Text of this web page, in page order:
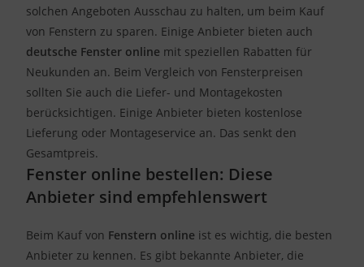
solchen Angeboten Ausschau zu halten, um beim Kauf
von Fenstern zu sparen. Einige Anbieter bieten auch
deutsche Fenster online mit speziellen Rabatten für
Neukunden an. Beim Vergleich von Fensterpreisen
sollten Sie auch die Liefer- und Montagekosten
berücksichtigen. Einige Anbieter bieten kostenlose
Lieferung oder Montageservice an. Das senkt den
Gesamtpreis.
Fenster online bestellen: Diese
Anbieter sind empfehlenswert
Beim Kauf von Fenstern online ist es wichtig, die besten
Anbieter zu kennen. Es gibt bekannte Anbieter, die